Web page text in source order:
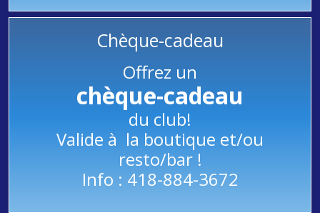
Chèque-cadeau
Offrez un
chèque-cadeau
du club!
Valide à la boutique et/ou
resto/bar !
Info : 418-884-3672